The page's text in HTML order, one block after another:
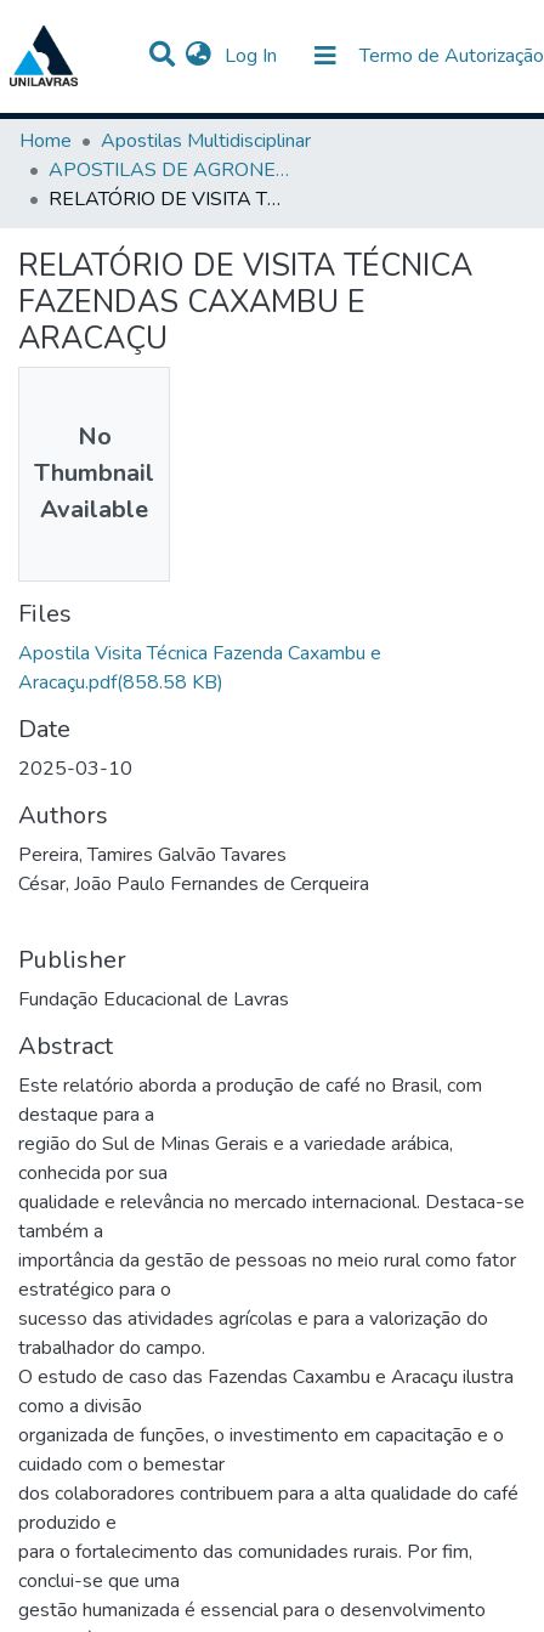
Log In (current) Termo de Autorização
Communities & Collections
Statistics
All of DSpace
Home
Apostilas Multidisciplinar
APOSTILAS DE AGRONEGÓCIO
RELATÓRIO DE VISITA TÉCNICA FAZENDAS CAXAMBU E ARACAÇU
RELATÓRIO DE VISITA TÉCNICA
FAZENDAS CAXAMBU E
ARACAÇU
No
Thumbnail
Available
Files
Apostila Visita Técnica Fazenda Caxambu e
Aracaçu.pdf(858.58 KB)
Date
2025-03-10
Authors
Pereira, Tamires Galvão Tavares
César, João Paulo Fernandes de Cerqueira
Publisher
Fundação Educacional de Lavras
Abstract
Este relatório aborda a produção de café no Brasil, com
destaque para a
região do Sul de Minas Gerais e a variedade arábica,
conhecida por sua
qualidade e relevância no mercado internacional. Destaca-se
também a
importância da gestão de pessoas no meio rural como fator
estratégico para o
sucesso das atividades agrícolas e para a valorização do
trabalhador do campo.
O estudo de caso das Fazendas Caxambu e Aracaçu ilustra
como a divisão
organizada de funções, o investimento em capacitação e o
cuidado com o bemestar
dos colaboradores contribuem para a alta qualidade do café
produzido e
para o fortalecimento das comunidades rurais. Por fim,
conclui-se que uma
gestão humanizada é essencial para o desenvolvimento